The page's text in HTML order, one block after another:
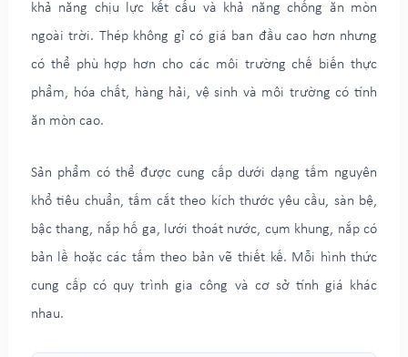
khả năng chịu lực kết cấu và khả năng chống ăn mòn
ngoài trời. Thép không gỉ có giá ban đầu cao hơn nhưng
có thể phù hợp hơn cho các môi trường chế biến thực
phẩm, hóa chất, hàng hải, vệ sinh và môi trường có tính
ăn mòn cao.
Sản phẩm có thể được cung cấp dưới dạng tấm nguyên
khổ tiêu chuẩn, tấm cắt theo kích thước yêu cầu, sàn bệ,
bậc thang, nắp hố ga, lưới thoát nước, cụm khung, nắp có
bản lề hoặc các tấm theo bản vẽ thiết kế. Mỗi hình thức
cung cấp có quy trình gia công và cơ sở tính giá khác
nhau.